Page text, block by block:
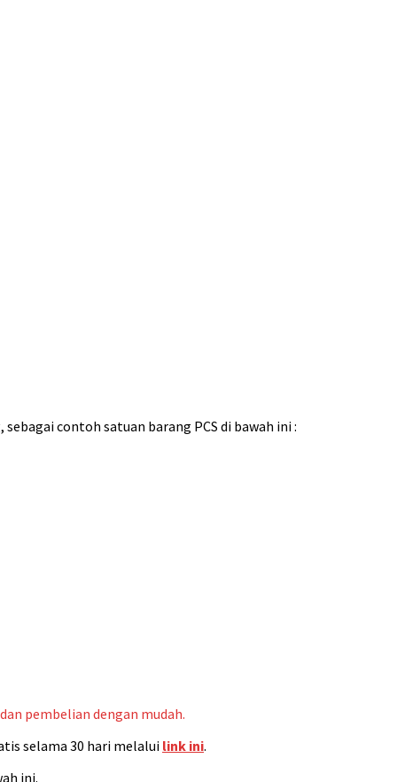
contoh satuan barang PCS di bawah ini :
pembelian dengan mudah.
selama 30 hari melalui link ini.
ini.